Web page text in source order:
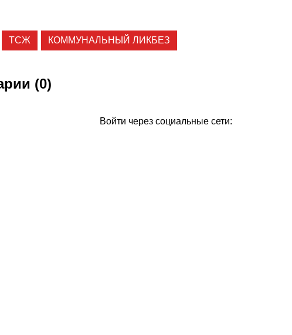
ТСЖ КОММУНАЛЬНЫЙ ЛИКБЕЗ
(0)
Войти через социальные сети: